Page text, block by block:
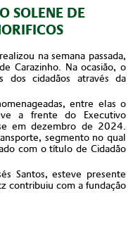
SOLENE DE
na semana passada,
Carazinho. Na ocasião, o
dos cidadãos através da
entre elas o
a frente do Executivo
em dezembro de 2024.
segmento no qual
com o título de Cidadão
Santos, esteve presente
contribuiu com a fundação